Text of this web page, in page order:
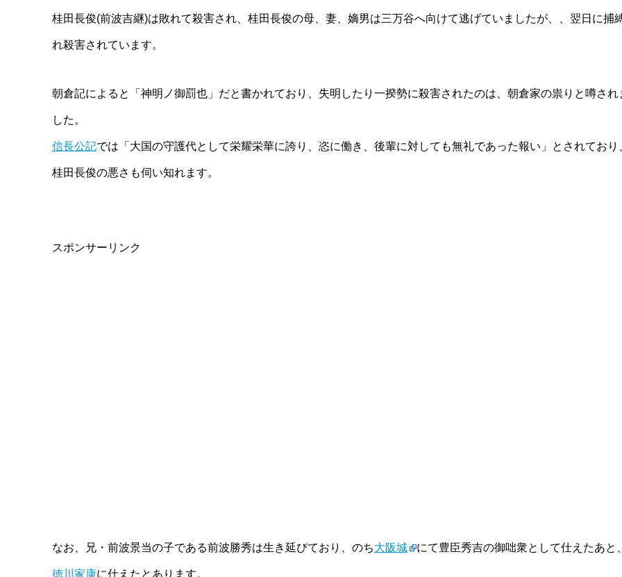
桂田長俊(前波吉継)は敗れて殺害され、桂田長俊の母、妻、嫡男は三万谷へ向けて逃げていましたが、、翌日に捕
れ殺害されています。
朝倉記によると「神明ノ御罰也」だと書かれており、失明したり一揆勢に殺害されたのは、朝倉家の祟りと噂され
した。
信長公記では「大国の守護代として栄耀栄華に誇り、恣に働き、後輩に対しても無礼であった報い」とされており
桂田長俊の悪さも伺い知れます。
スポンサーリンク
なお、兄・前波景当の子である前波勝秀は生き延びており、のち大阪城 にて豊臣秀吉の御咄衆として仕えたあと、
徳川家康に仕えたとあります。